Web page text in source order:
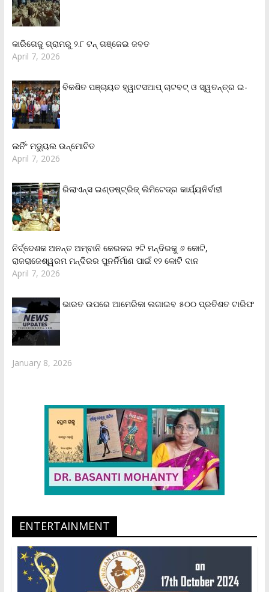
କାରିଗେଜୁ ଗ୍ରାମରୁ ୨.୮ ଟନ୍ ଗଞ୍ଜେଇ ଜବତ
April 7, 2026
ବିକଶିତ ପଞ୍ଚାୟତ ହ୍ୱାଟସଆପ୍ ଚାଟବଟ୍ ଓ ସ୍ୱତନ୍ତ୍ର ଇ-
ଲର୍ନିଂ ମଡ୍ୟୁଲ ଉନ୍ମୋଚିତ
April 7, 2026
ରିଲାଏନ୍‌ସ ଇଣ୍ଡଷ୍ଟ୍ରିଜ୍ ଲିମିଟେଡ୍‌ର କାର୍ଯ୍ୟନିର୍ବାହୀ
ନିର୍ଦ୍ଦେଶକ ଅନନ୍ତ ଅମ୍ବାନି କେରଳର ୨ଟି ମନ୍ଦିରକୁ ୬ କୋଟି,
ରାଜରାଜେଶ୍ୱରମ ମନ୍ଦିରର ପୁନର୍ନିର୍ମାଣ ପାଇଁ ୧୨ କୋଟି ଦାନ
April 7, 2026
ଭାରତ ଉପରେ ଆମେରିକା ଲଗାଇବ ୫୦୦ ପ୍ରତିଶତ ଟାରିଫ
January 8, 2026
ENTERTAINMENT